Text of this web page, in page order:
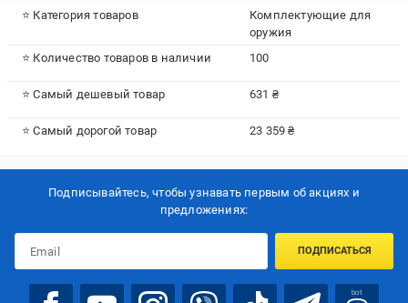
⭐ Категория товаров
Комплектующие для
оружия
⭐ Количество товаров в наличии
100
⭐ Самый дешевый товар 631 ₴
⭐ Самый дорогой товар 23 359 ₴
Подписывайтесь, чтобы узнавать первым об акцияx и
предложениях:
ПОДПИСАТЬСЯ
bot